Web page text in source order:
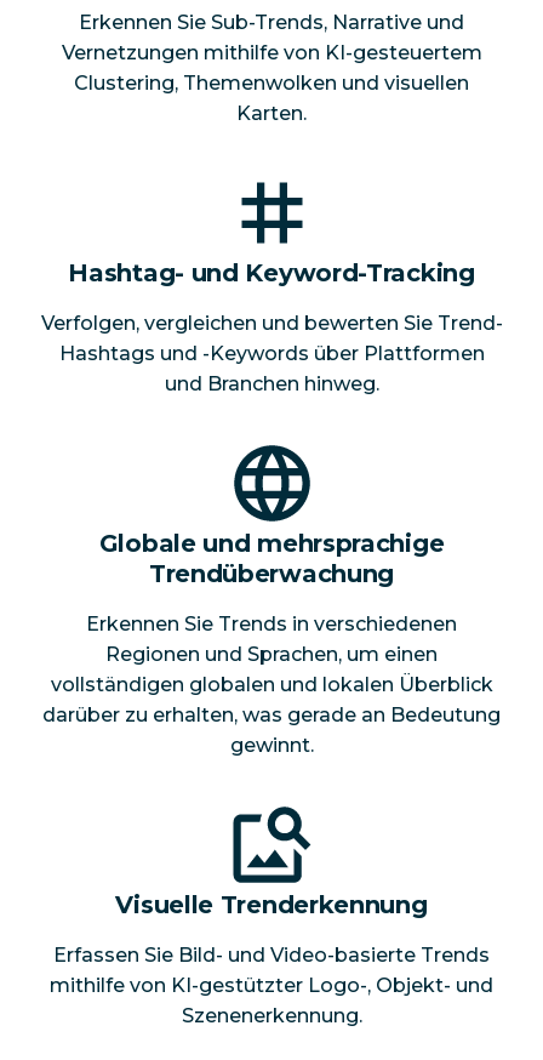
Erkennen Sie Sub-Trends, Narrative und
Vernetzungen mithilfe von KI-gesteuertem
Clustering, Themenwolken und visuellen
Karten.
Hashtag- und Keyword-Tracking
Verfolgen, vergleichen und bewerten Sie Trend-
Hashtags und -Keywords über Plattformen
und Branchen hinweg.
Globale und mehrsprachige
Trendüberwachung
Erkennen Sie Trends in verschiedenen
Regionen und Sprachen, um einen
vollständigen globalen und lokalen Überblick
darüber zu erhalten, was gerade an Bedeutung
gewinnt.
Visuelle Trenderkennung
Erfassen Sie Bild- und Video-basierte Trends
mithilfe von KI-gestützter Logo-, Objekt- und
Szenenerkennung.